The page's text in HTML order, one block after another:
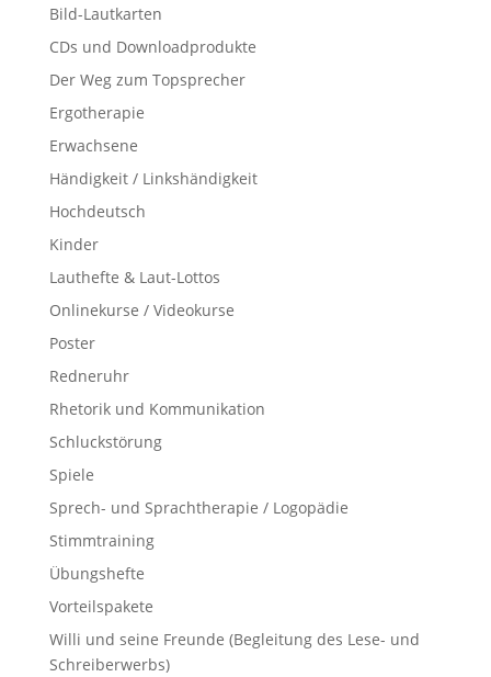
Bild-Lautkarten
CDs und Downloadprodukte
Der Weg zum Topsprecher
Ergotherapie
Erwachsene
Händigkeit / Linkshändigkeit
Hochdeutsch
Kinder
Lauthefte & Laut-Lottos
Onlinekurse / Videokurse
Poster
Redneruhr
Rhetorik und Kommunikation
Schluckstörung
Spiele
Sprech- und Sprachtherapie / Logopädie
Stimmtraining
Übungshefte
Vorteilspakete
Willi und seine Freunde (Begleitung des Lese- und
Schreiberwerbs)